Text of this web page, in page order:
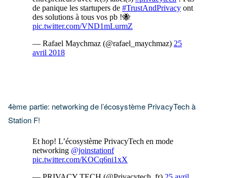
4ème partie: networking de l’écosystème PrivacyTech à
Station F!